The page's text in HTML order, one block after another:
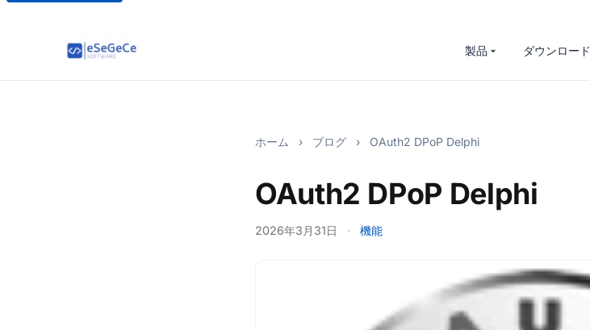
製品 ダウンロード
ホーム › ブログ › OAuth2 DPoP Delphi
OAuth2 DPoP Delphi
2026年3月31日 · 機能